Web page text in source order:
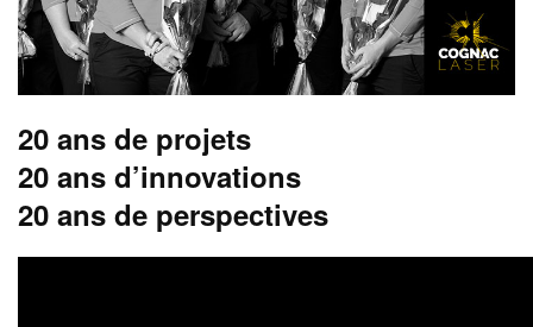
20 ans de projets
20 ans d’innovations
20 ans de perspectives